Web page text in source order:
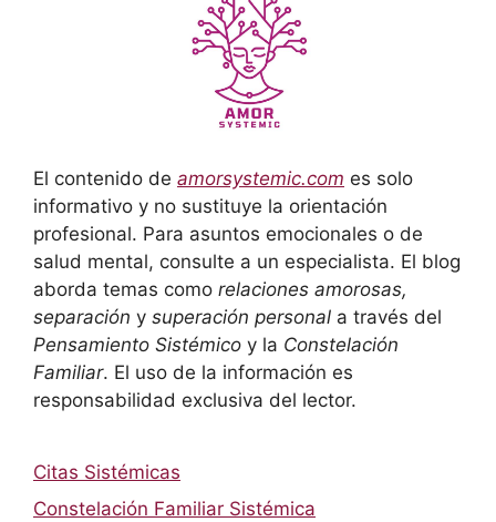
El contenido de amorsystemic.com es solo
informativo y no sustituye la orientación
profesional. Para asuntos emocionales o de
salud mental, consulte a un especialista. El blog
aborda temas como relaciones amorosas,
separación y superación personal a través del
Pensamiento Sistémico y la Constelación
Familiar. El uso de la información es
responsabilidad exclusiva del lector.
Citas Sistémicas
Constelación Familiar Sistémica